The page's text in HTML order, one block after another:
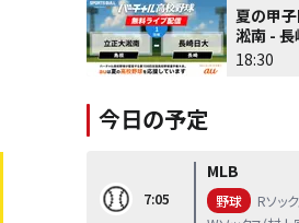
夏の甲
淞南 -
18:30
今日の予定
7:05
MLB
野球
Rソッ